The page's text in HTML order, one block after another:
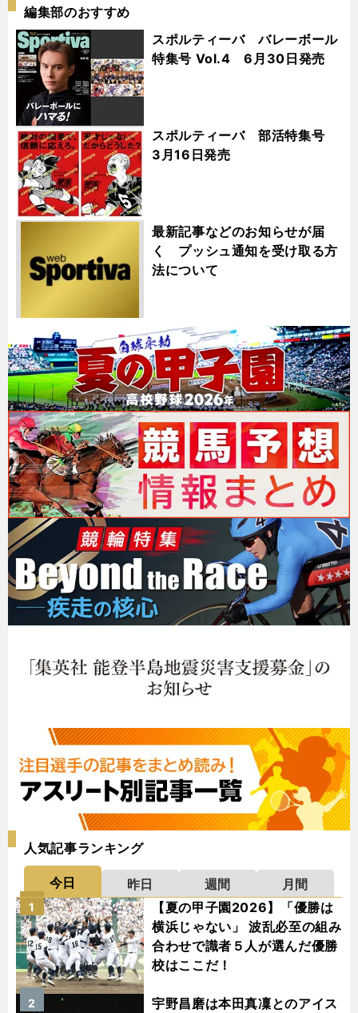
編集部のおすすめ
スポルティーバ バレーボール
特集号 Vol.4 6月30日発売
スポルティーバ 部活特集号
3月16日発売
最新記事などのお知らせが届
く プッシュ通知を受け取る方
法について
人気記事ランキング
今日 昨日 週間
月間
【夏の甲子園2026】「優勝は
横浜じゃない」 波乱必至の組み
合わせで識者５人が選んだ優勝
校はここだ！
1
宇野昌磨は本田真凜とのアイス
2